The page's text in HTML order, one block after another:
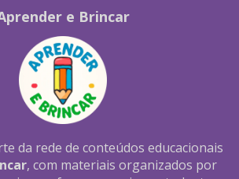
e Brincar
da rede de conteúdos educacionais
, com materiais organizados por